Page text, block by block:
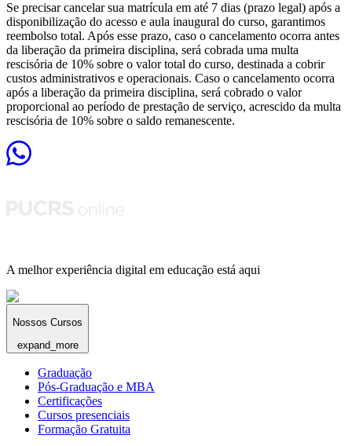
Se precisar cancelar sua matrícula em até 7 dias (prazo legal) após a
disponibilização do acesso e aula inaugural do curso, garantimos
reembolso total. Após esse prazo, caso o cancelamento ocorra antes
da liberação da primeira disciplina, será cobrada uma multa
rescisória de 10% sobre o valor total do curso, destinada a cobrir
custos administrativos e operacionais. Caso o cancelamento ocorra
após a liberação da primeira disciplina, será cobrado o valor
proporcional ao período de prestação de serviço, acrescido da multa
rescisória de 10% sobre o saldo remanescente.
A melhor experiência digital em educação está aqui
Nossos Cursos
expand_more
Graduação
Pós-Graduação e MBA
Certificações
Cursos presenciais
Formação Gratuita